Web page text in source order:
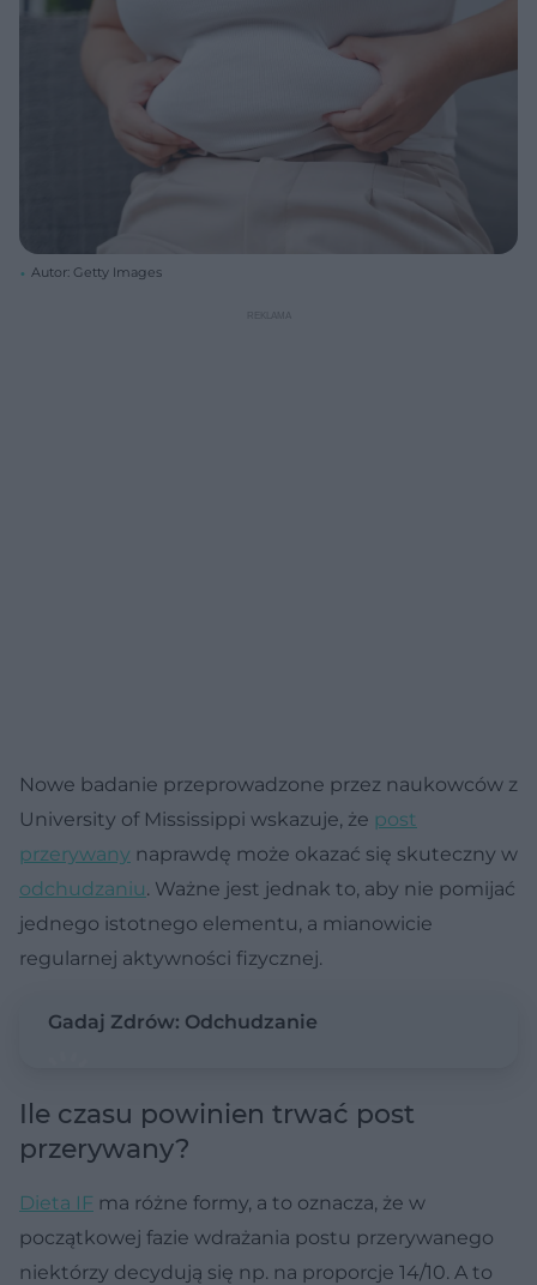
Autor: Getty Images
Nowe badanie przeprowadzone przez naukowców z
University of Mississippi wskazuje, że post
przerywany naprawdę może okazać się skuteczny w
odchudzaniu. Ważne jest jednak to, aby nie pomijać
jednego istotnego elementu, a mianowicie
regularnej aktywności fizycznej.
Gadaj Zdrów: Odchudzanie
Ile czasu powinien trwać post
przerywany?
Dieta IF ma różne formy, a to oznacza, że w
początkowej fazie wdrażania postu przerywanego
niektórzy decydują się np. na proporcje 14/10. A to